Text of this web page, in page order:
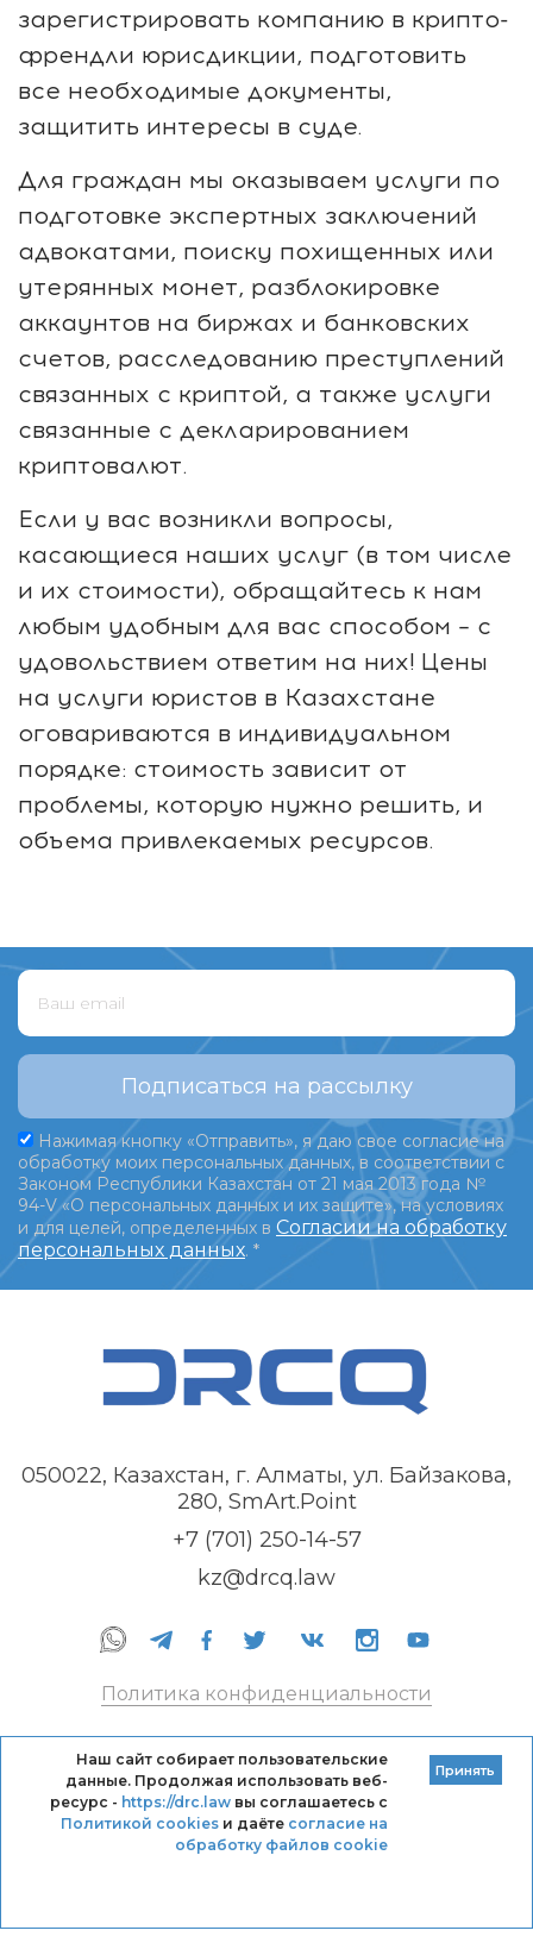
зарегистрировать компанию в крипто-
френдли юрисдикции, подготовить
все необходимые документы,
защитить интересы в суде.
Для граждан мы оказываем услуги по
подготовке экспертных заключений
адвокатами, поиску похищенных или
утерянных монет, разблокировке
аккаунтов на биржах и банковских
счетов, расследованию преступлений
связанных с криптой, а также услуги
связанные с декларированием
криптовалют.
Если у вас возникли вопросы,
касающиеся наших услуг (в том числе
и их стоимости), обращайтесь к нам
любым удобным для вас способом – с
удовольствием ответим на них! Цены
на услуги юристов в Казахстане
оговариваются в индивидуальном
порядке: стоимость зависит от
проблемы, которую нужно решить, и
объема привлекаемых ресурсов.
Подписаться на рассылку
Нажимая кнопку «Отправить», я даю свое согласие на
обработку моих персональных данных, в соответствии с
Законом Республики Казахстан от 21 мая 2013 года №
94-V «О персональных данных и их защите», на условиях
и для целей, определенных в Согласии на обработку
персональных данных. *
050022, Казахстан, г. Алматы, ул. Байзакова,
280, SmArt.Point
+7 (701) 250-14-57
kz@drcq.law
Политика конфиденциальности
Кодекс профессиональной этики DRC
Правила оказания услуг
Наш сайт собирает пользовательские
данные. Продолжая использовать веб-
ресурс - https://drc.lawвы соглашаетесь с
Политикой cookiesи даёте согласие на
обработку файлов cookie
Принять